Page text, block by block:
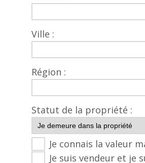
Ville :
Région :
Statut de la propriété :
Je connais la valeur
Je suis vendeur et je